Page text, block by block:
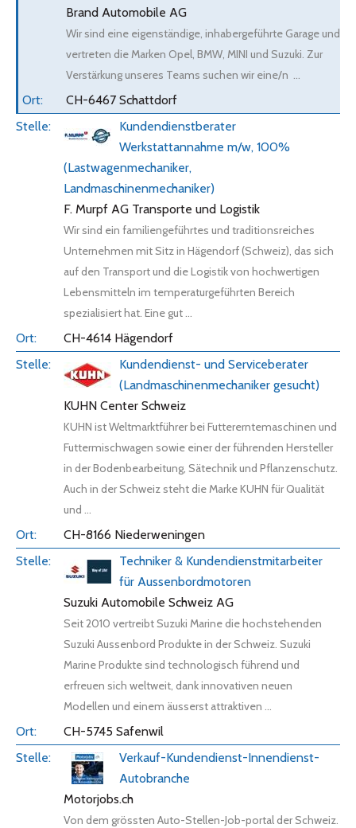
Brand Automobile AG
Wir sind eine eigenständige, inhabergeführte Garage und
vertreten die Marken Opel, BMW, MINI und Suzuki. Zur
Verstärkung unseres Teams suchen wir eine/n ...
CH-6467 Schattdorf
Kundendienstberater
Werkstattannahme m/w, 100%
(Lastwagenmechaniker,
Landmaschinenmechaniker)
F. Murpf AG Transporte und Logistik
Wir sind ein familiengeführtes und traditionsreiches
Unternehmen mit Sitz in Hägendorf (Schweiz), das sich
auf den Transport und die Logistik von hochwertigen
Lebensmitteln im temperaturgeführten Bereich
spezialisiert hat. Eine gut ...
CH-4614 Hägendorf
Kundendienst- und Serviceberater
(Landmaschinenmechaniker gesucht)
KUHN Center Schweiz
KUHN ist Weltmarktführer bei Futtererntemaschinen und
Futtermischwagen sowie einer der führenden Hersteller
in der Bodenbearbeitung, Sätechnik und Pflanzenschutz.
Auch in der Schweiz steht die Marke KUHN für Qualität
und ...
CH-8166 Niederweningen
Techniker & Kundendienstmitarbeiter
für Aussenbordmotoren
Suzuki Automobile Schweiz AG
Seit 2010 vertreibt Suzuki Marine die hochstehenden
Suzuki Aussenbord Produkte in der Schweiz. Suzuki
Marine Produkte sind technologisch führend und
erfreuen sich weltweit, dank innovativen neuen
Modellen und einem äusserst attraktiven ...
CH-5745 Safenwil
Verkauf-Kundendienst-Innendienst-
Autobranche
Motorjobs.ch
Von dem grössten Auto-Stellen-Job-portal der Schweiz.